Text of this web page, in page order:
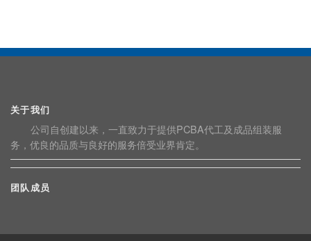
关于我们
公司自创建以来，一直致力于提供PCBA代工及成品组装服
务，优良的品质与良好的服务倍受业界肯定。
团队成员